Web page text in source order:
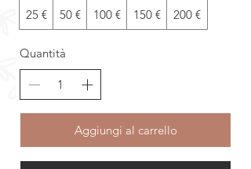
25 € 50 € 100 € 150 € 200 €
Quantità
Aggiungi al carrello